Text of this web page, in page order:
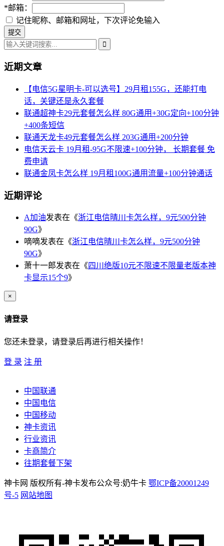
*邮箱：
记住昵称、邮箱和网址，下次评论免输入
近期文章
【电信5G星明卡-可以选号】29月租155G，还能打电
话，关键还是永久套餐
联通超神卡29元套餐怎么样 80G通用+30G定向+100分钟
+400条短信
联通天龙卡49元套餐怎么样 203G通用+200分钟
电信天云卡 19月租-95G不限速+100分钟， 长期套餐 免
费申请
联通金凤卡怎么样 19月租100G通用流量+100分钟通话
近期评论
A加油发表在《浙江电信晴川卡怎么样，9元500分钟
90G》
嘀嘀发表在《浙江电信晴川卡怎么样，9元500分钟
90G》
萧十一郎发表在《四川绝版10元不限速不限量老版本神
卡显示15个9》
×
请登录
您还未登录，请登录后再进行相关操作！
登 录 注 册
中国联通
中国电信
中国移动
神卡资讯
行业资讯
卡商简介
往期套餐下架
神卡网 版权所有-神卡发布公众号:奶牛卡 鄂ICP备20001249
号-5 网站地图